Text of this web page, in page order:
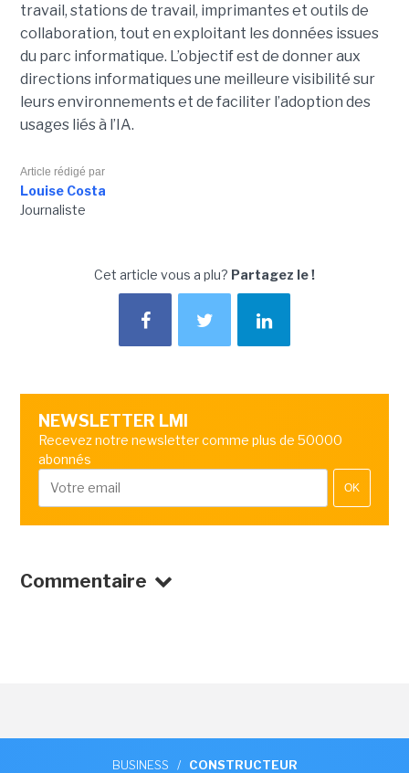
travail, stations de travail, imprimantes et outils de
collaboration, tout en exploitant les données issues
du parc informatique. L’objectif est de donner aux
directions informatiques une meilleure visibilité sur
leurs environnements et de faciliter l’adoption des
usages liés à l’IA.
Article rédigé par
Louise Costa
Journaliste
Cet article vous a plu? Partagez le !
NEWSLETTER LMI
Recevez notre newsletter comme plus de 50000
abonnés
OK
Commentaire
BUSINESS / CONSTRUCTEUR